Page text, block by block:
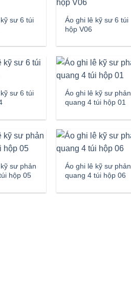
sư 6 túi
Áo ghi lê kỹ sư 6 túi
hộp V06
sư 6 túi
Áo ghi lê kỹ sư phản
quang 4 túi hộp 01
sư phản
hộp 05
Áo ghi lê kỹ sư phản
quang 4 túi hộp 06